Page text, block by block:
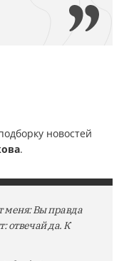
новостей
.
меня: Вы правда
отвечай да. К